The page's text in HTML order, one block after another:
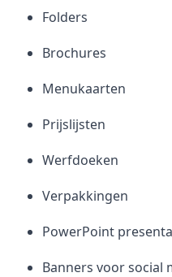
Folders
Brochures
Menukaarten
Prijslijsten
Werfdoeken
Verpakkingen
PowerPoint
Banners voor social